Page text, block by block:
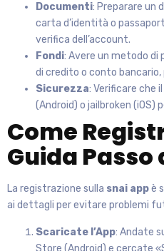
Documenti: Preparare un
carta d’identità o
verifica dell’account.
Fondi: Avere un metodo
di credito o conto bancario,
Sicurezza: Verificare che
(Android) o jailbroken (iOS)
Come
Guida Passo
La registrazione sulla snai appè
ai dettagli per evitare problemi
Scaricate l’App: Andate
Store (Android) e cercate